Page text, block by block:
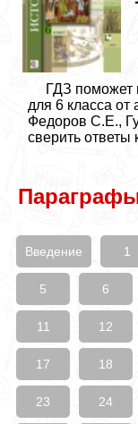
ГДЗ поможет
для 6 класса от
Федоров С.Е.,
сверить ответы
Введение 1
5 6
11 12
17 18
23 24